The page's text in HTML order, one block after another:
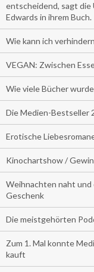
entscheidend, sagt die
Edwards in ihrem Buch.
Wie kann ich
VEGAN: Zwischen
Wie viele Bücher
Die Medien-Bestseller
Erotische
Kinochartshow /
Weihnachten naht
Geschenk
Die meistgehörten
Zum 1. Mal konnte
kauft